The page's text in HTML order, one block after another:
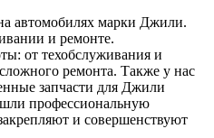
автомобилях марки Джили.
и ремонте.
от техобслуживания и
ремонта. Также у нас
запчасти для Джили
профессиональную
и совершенствуют